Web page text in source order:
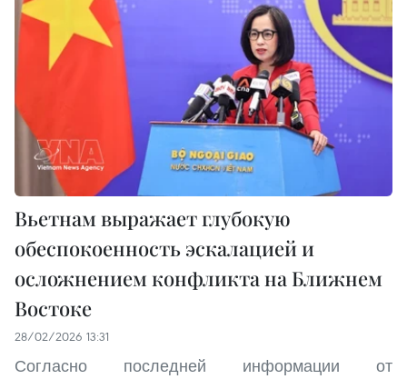
Вьетнам выражает глубокую
обеспокоенность эскалацией и
осложнением конфликта на Ближнем
Востоке
28/02/2026 13:31
Согласно последней информации от